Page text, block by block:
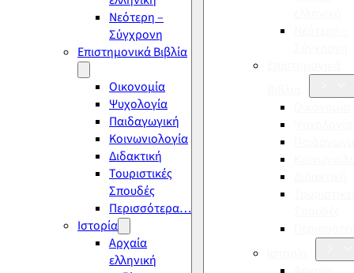
Νεότερη –
Σύγχρονη
Επιστημονικά Βιβλία
Οικονομία
Ψυχολογία
Παιδαγωγική
Κοινωνιολογία
Διδακτική
Τουριστικές
Σπουδές
Περισσότερα…
Ιστορία
Αρχαία
ελληνική